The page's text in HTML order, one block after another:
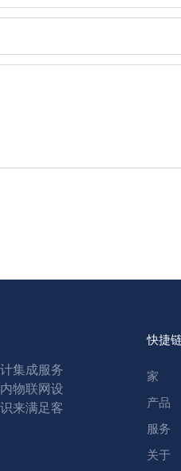
集成服务
物联网设
来满足客
快捷
家
产品
服务
关于